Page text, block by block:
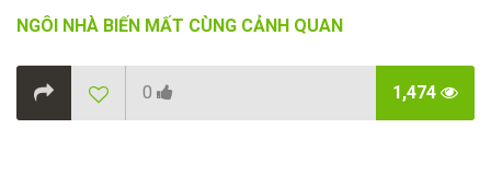
NGÔI NHÀ BIẾN MẤT CÙNG CẢNH QUAN
0 1,474